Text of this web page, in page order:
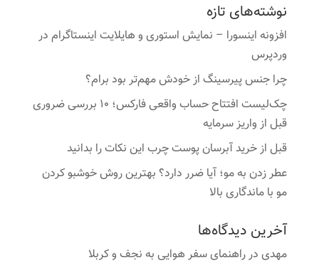
نوشته‌های تازه
افزونه اینسورا – نمایش استوری و هایلایت اینستاگرام در
وردپرس
چرا جنس پیرسینگ از خودش مهم‌تر بود برام؟
چک‌لیست افتتاح حساب واقعی فارکس؛ ۱۰ بررسی ضروری
قبل از واریز سرمایه
قبل از خرید آبرسان پوست چرب این نکات را بدانید
عطر زدن به مو؛ آیا ضرر دارد؟ بهترین روش خوشبو کردن
مو با ماندگاری بالا
آخرین دیدگاه‌ها
مهدیدرراهنمای سفر هوایی به نجف و کربلا